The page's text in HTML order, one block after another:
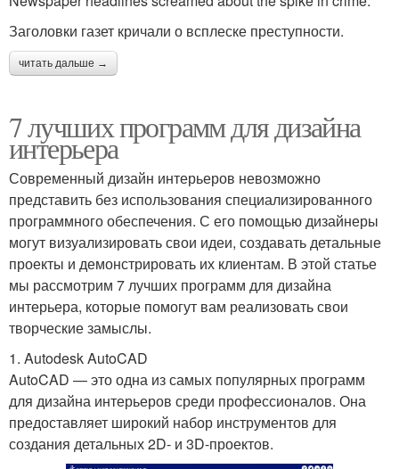
Заголовки газет кричали о всплеске преступности.
читать дальше →
7 лучших программ для дизайна
интерьера
Современный дизайн интерьеров невозможно
представить без использования специализированного
программного обеспечения. С его помощью дизайнеры
могут визуализировать свои идеи, создавать детальные
проекты и демонстрировать их клиентам. В этой статье
мы рассмотрим 7 лучших программ для дизайна
интерьера, которые помогут вам реализовать свои
творческие замыслы.
1. Autodesk AutoCAD
AutoCAD — это одна из самых популярных программ
для дизайна интерьеров среди профессионалов. Она
предоставляет широкий набор инструментов для
создания детальных 2D- и 3D-проектов.